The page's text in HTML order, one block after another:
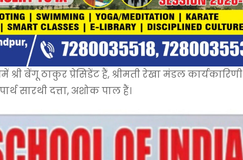
बेंगू ठाकुर प्रेसिडेंट हैं, श्रीमती रेखा मंडल कार्यकारिणी
सारथी दत्ता, अशोक पाल हैं।